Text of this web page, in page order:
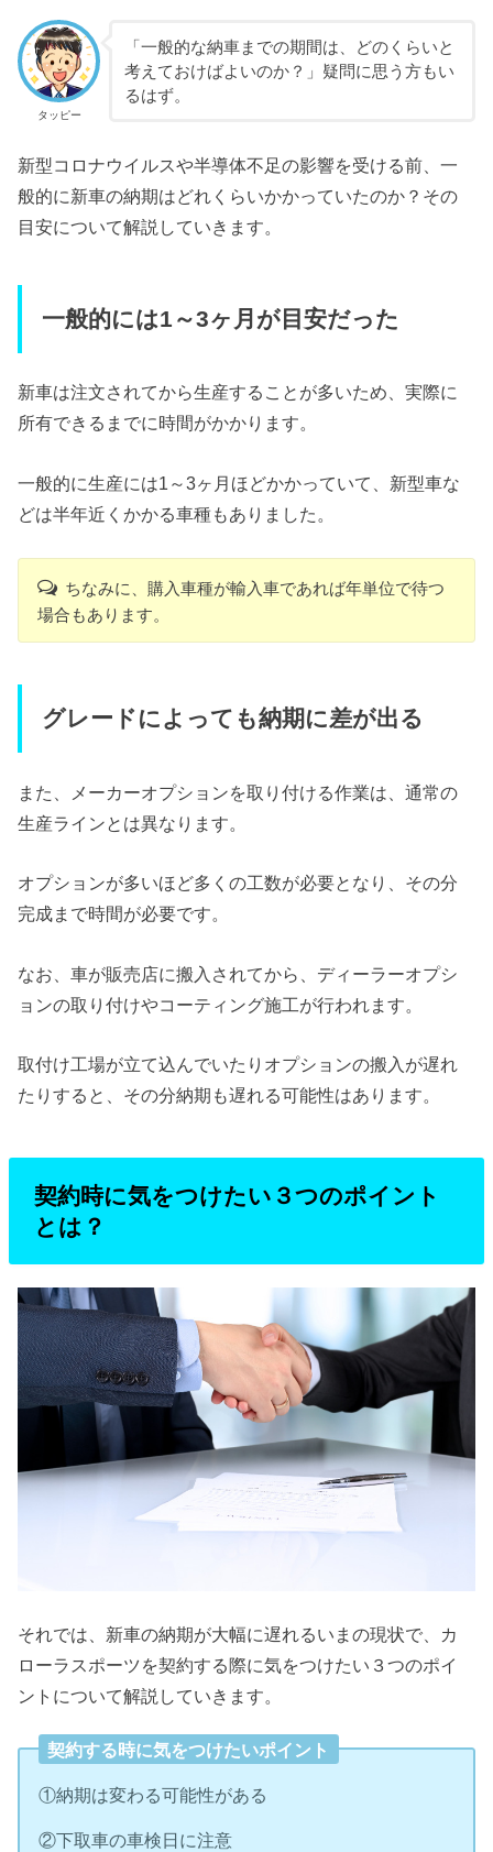
タッピー
「一般的な納車までの期間は、どのくらいと
考えておけばよいのか？」疑問に思う方もい
るはず。
新型コロナウイルスや半導体不足の影響を受ける前、一
般的に新車の納期はどれくらいかかっていたのか？その
目安について解説していきます。
一般的には1～3ヶ月が目安だった
新車は注文されてから生産することが多いため、実際に
所有できるまでに時間がかかります。
一般的に生産には1～3ヶ月ほどかかっていて、新型車な
どは半年近くかかる車種もありました。
ちなみに、購入車種が輸入車であれば年単位で待つ
場合もあります。
グレードによっても納期に差が出る
また、メーカーオプションを取り付ける作業は、通常の
生産ラインとは異なります。
オプションが多いほど多くの工数が必要となり、その分
完成まで時間が必要です。
なお、車が販売店に搬入されてから、ディーラーオプシ
ョンの取り付けやコーティング施工が行われます。
取付け工場が立て込んでいたりオプションの搬入が遅れ
たりすると、その分納期も遅れる可能性はあります。
契約時に気をつけたい３つのポイント
とは？
それでは、新車の納期が大幅に遅れるいまの現状で、カ
ローラスポーツを契約する際に気をつけたい３つのポイ
ントについて解説していきます。
契約する時に気をつけたいポイント
①納期は変わる可能性がある
②下取車の車検日に注意